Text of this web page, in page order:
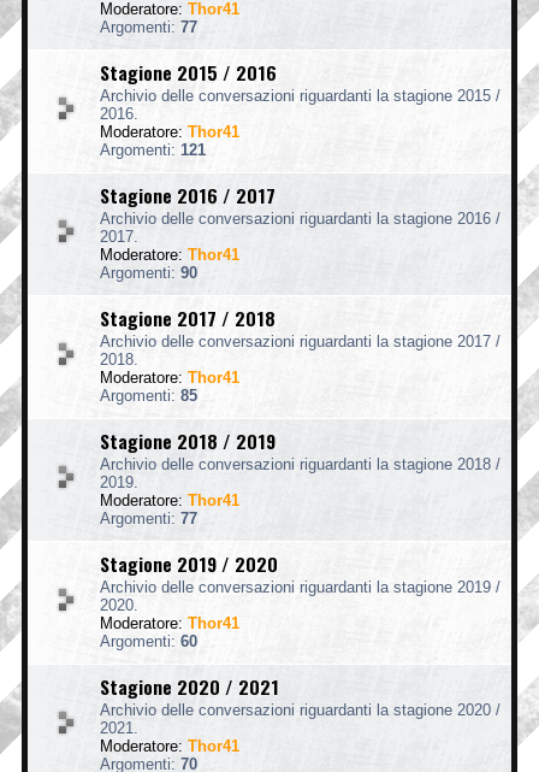
Moderatore: Thor41
Argomenti: 77
Stagione 2015 / 2016
Archivio delle conversazioni riguardanti la stagione 2015 /
2016.
Moderatore: Thor41
Argomenti: 121
Stagione 2016 / 2017
Archivio delle conversazioni riguardanti la stagione 2016 /
2017.
Moderatore: Thor41
Argomenti: 90
Stagione 2017 / 2018
Archivio delle conversazioni riguardanti la stagione 2017 /
2018.
Moderatore: Thor41
Argomenti: 85
Stagione 2018 / 2019
Archivio delle conversazioni riguardanti la stagione 2018 /
2019.
Moderatore: Thor41
Argomenti: 77
Stagione 2019 / 2020
Archivio delle conversazioni riguardanti la stagione 2019 /
2020.
Moderatore: Thor41
Argomenti: 60
Stagione 2020 / 2021
Archivio delle conversazioni riguardanti la stagione 2020 /
2021.
Moderatore: Thor41
Argomenti: 70